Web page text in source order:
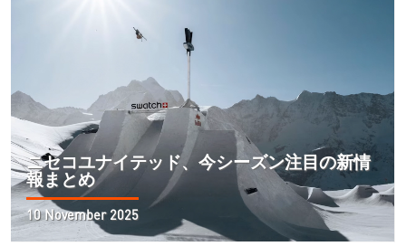
ニセコユナイテッド、今シーズン注目の新情
報まとめ
10 November 2025